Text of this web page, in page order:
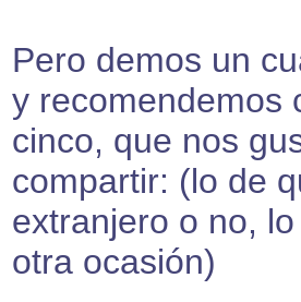
Pero demos un
y recomendemos
cinco, que nos
compartir: (lo de
extranjero o no,
otra ocasión)